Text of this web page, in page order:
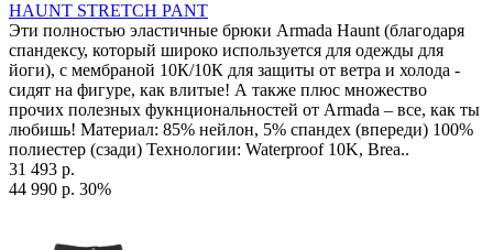
HAUNT STRETCH PANT
Эти полностью эластичные брюки Armada Haunt (благодаря
спандексу, который широко используется для одежды для
йоги), с мембраной 10К/10К для защиты от ветра и холода -
сидят на фигуре, как влитые! А также плюс множество
прочих полезных фукнциональностей от Armada – все, как ты
любишь! Материал: 85% нейлон, 5% спандех (впереди) 100%
полиестер (сзади) Технологии: Waterproof 10K, Brea..
31 493 р.
44 990 р. 30%